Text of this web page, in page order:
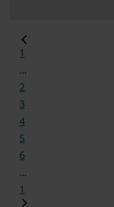
1
...
2
3
4
5
6
...
1